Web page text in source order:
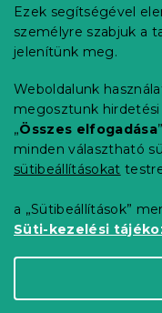
Ezek segítségével
személyre szabjuk a
jelenítünk meg.
Weboldalunk
megosztunk
„Összes elfogadása
minden választható
sütibeállításokat
a „Sütibeállítások”
Süti-kezelési
Szállítási
Fizetési
Reklamáció és
Elérhetőség
Általános
Adatvédelmi
Blog
Partnereinknek